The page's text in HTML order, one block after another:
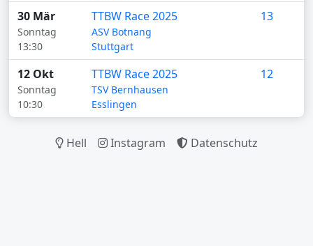
30 Mär
Sonntag
13:30
TTBW Race 2025
ASV Botnang
Stuttgart
13
12 Okt
Sonntag
10:30
TTBW Race 2025
TSV Bernhausen
Esslingen
12
Hell Instagram Datenschutz